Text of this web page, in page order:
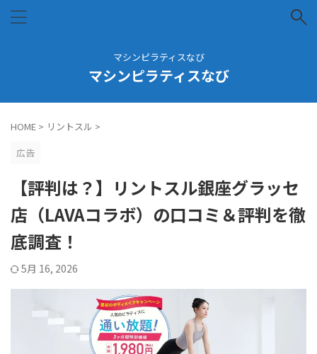
マシンピラティスなび
マシンピラティスなび
HOME > リントスル >
広告
【評判は？】リントスル銀座グラッセ
店（LAVAコラボ）の口コミ＆評判を徹
底調査！
5月 16, 2026